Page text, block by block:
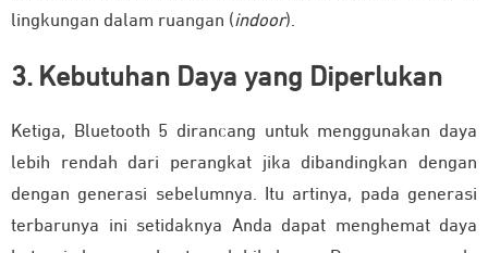
lingkungan dalam ruangan (indoor).
3. Kebutuhan Daya yang Diperlukan
Ketiga, Bluetooth 5 dirancang untuk menggunakan daya
lebih rendah dari perangkat jika dibandingkan dengan
dengan generasi sebelumnya. Itu artinya, pada generasi
terbarunya ini setidaknya Anda dapat menghemat daya